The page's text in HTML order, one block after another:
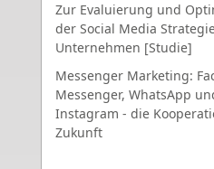
Zur Evaluierung und
der Social Media
Unternehmen [Studie]
Messenger Marketing:
Messenger, WhatsApp
Instagram - die
Zukunft